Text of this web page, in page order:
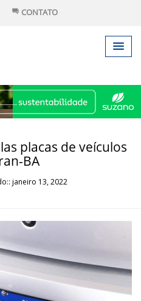
CONTATO
placas de veículos
BA
janeiro 13, 2022